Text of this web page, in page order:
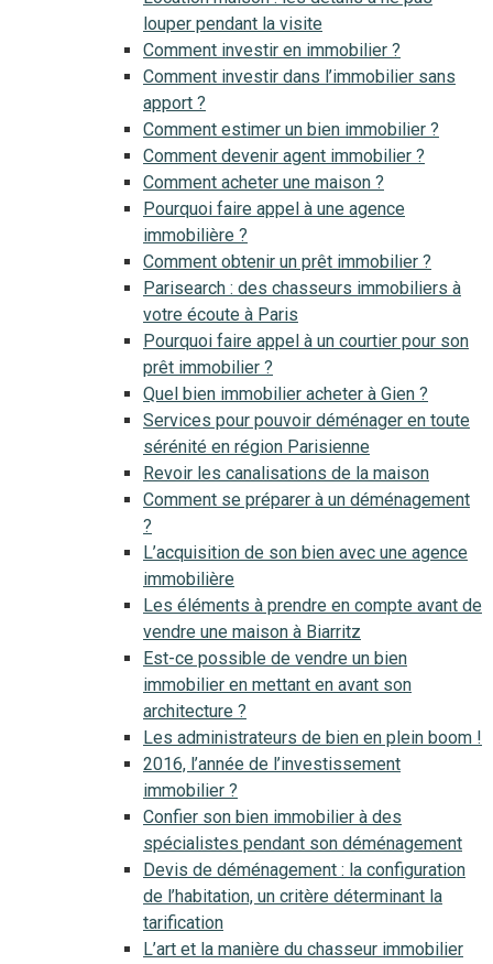
louper pendant la visite
Comment investir en immobilier ?
Comment investir dans l’immobilier sans
apport ?
Comment estimer un bien immobilier ?
Comment devenir agent immobilier ?
Comment acheter une maison ?
Pourquoi faire appel à une agence
immobilière ?
Comment obtenir un prêt immobilier ?
Parisearch : des chasseurs immobiliers à
votre écoute à Paris
Pourquoi faire appel à un courtier pour son
prêt immobilier ?
Quel bien immobilier acheter à Gien ?
Services pour pouvoir déménager en toute
sérénité en région Parisienne
Revoir les canalisations de la maison
Comment se préparer à un déménagement
?
L’acquisition de son bien avec une agence
immobilière
Les éléments à prendre en compte avant de
vendre une maison à Biarritz
Est-ce possible de vendre un bien
immobilier en mettant en avant son
architecture ?
Les administrateurs de bien en plein boom !
2016, l’année de l’investissement
immobilier ?
Confier son bien immobilier à des
spécialistes pendant son déménagement
Devis de déménagement : la configuration
de l’habitation, un critère déterminant la
tarification
L’art et la manière du chasseur immobilier